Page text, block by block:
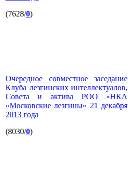
(7628/0)
Очередное совместное заседание
Клуба лезгинских интеллектуалов,
Совета и актива РОО «НКА
«Московские лезгины» 21 декабря
2013 года
(8030/0)